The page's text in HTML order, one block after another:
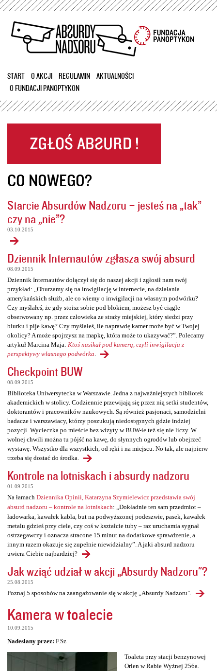
Przejdź
treści
START O AKCJI REGULAMIN
AKTUALNOŚCI
O FUNDACJI PANOPTYKON
CO NOWEGO?
Starcie Absurdów Nadzoru – jesteś na „tak”
czy na „nie”?
03.10.2015
Dziennik Internautów zgłasza swój absurd
08.09.2015
Dziennik Internautów dołączył się do naszej akcji i zgłosił nam swój
przykład: „Oburzamy się na inwigilację w internecie, na działania
amerykańskich służb, ale co wiemy o inwigilacji na własnym podwórku?
Czy myślałeś, że gdy stoisz sobie pod blokiem, możesz być ciągle
obserwowany np. przez człowieka ze straży miejskiej, który siedzi przy
biurku i pije kawę? Czy myślałeś, ile naprawdę kamer może być w Twojej
okolicy? A może spojrzysz na mapkę, która może to ukazywać?”. Polecamy
artykuł Marcina Maja: Ktoś nasikał pod kamerą, czyli inwigilacja z
perspektywy własnego podwórka
Checkpoint BUW
08.09.2015
Biblioteka Uniwersytecka w Warszawie. Jedna z najważniejszych bibliotek
akademickich w stolicy. Codziennie przewijają się przez nią setki studentów,
doktorantów i pracowników naukowych. Są również pasjonaci, samodzielni
badacze i warszawiacy, którzy poszukują niedostępnych gdzie indziej
pozycji. Wycieczka po mieście bez wizyty w BUW-ie też się nie liczy. W
wolnej chwili można tu pójść na kawę, do słynnych ogrodów lub obejrzeć
wystawę. Wszystko dla wszystkich, od ręki i na miejscu. No tak, ale najpierw
trzeba się dostać do środka.
Kontrole na lotniskach i absurdy nadzoru
01.09.2015
Na łamach Dziennika Opinii, Katarzyna Szymielewicz przedstawia swój
absurd nadzoru – kontrole na lotniskach: „Dokładnie ten sam przedmiot –
ładowarka, kawałek kabla, but na podwyższonej podeszwie, pasek, kawałek
metalu gdzieś przy ciele, czy coś w kształcie tuby – raz uruchamia sygnał
ostrzegawczy i oznacza stracone 15 minut na dodatkowe sprawdzenie, a
innym razem okazuje się zupełnie niewidzialny”. A jaki absurd nadzoru
uwiera Ciebie najbardziej?
Jak wziąć udział w akcji „Absurdy Nadzoru"?
25.08.2015
Poznaj 5 sposobów na zaangażowanie się w akcję „Absurdy Nadzoru".
Kamera w toalecie
10.09.2015
Nadesłany przez: F.Sz
Toaleta przy stacji benzynowej
Orlen w Rabie Wyżnej 256a.